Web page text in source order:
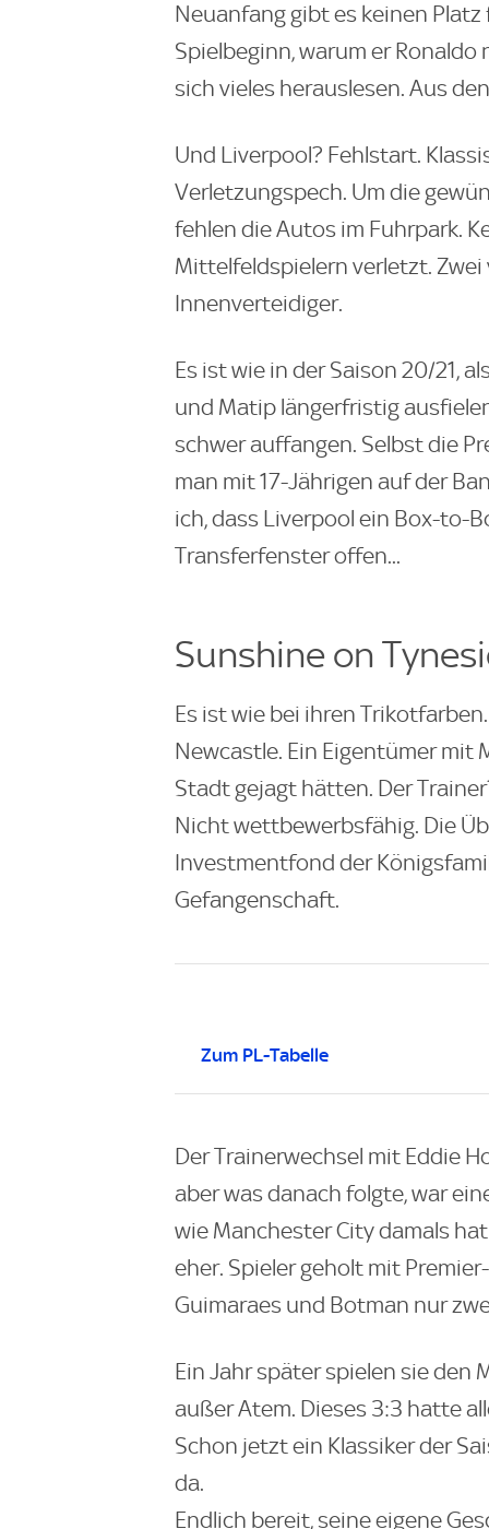
Neuanfang gibt es keinen
Spielbeginn, warum er
sich vieles herauslesen. Aus
Und Liverpool? Fehlstart.
Verletzungspech. Um die
fehlen die Autos im Fuhrpark.
Mittelfeldspielern verletzt.
Innenverteidiger.
Es ist wie in der Saison 20/21,
und Matip längerfristig
schwer auffangen. Selbst die
man mit 17-Jährigen auf der
ich, dass Liverpool ein Box-to-
Transferfenster offen...
Sunshine on
Es ist wie bei ihren
Newcastle. Ein Eigentümer mit
Stadt gejagt hätten. Der
Nicht wettbewerbsfähig. Die
Investmentfond der
Gefangenschaft.
Zum PL-Tabelle
Der Trainerwechsel mit Eddie
aber was danach folgte, war
wie Manchester City damals
eher. Spieler geholt mit
Guimaraes und Botman nur
Ein Jahr später spielen sie den
außer Atem. Dieses 3:3 hatte
Schon jetzt ein Klassiker der
da.
Endlich bereit, seine eigene